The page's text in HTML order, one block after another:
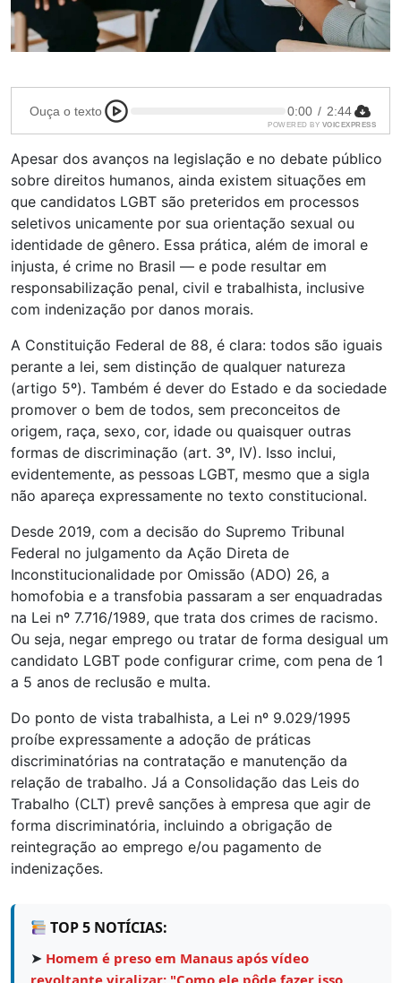
Ouça o texto 0:00 / 2:44
POWERED BY VOICEXPRESS
Apesar dos avanços na legislação e no debate público
sobre direitos humanos, ainda existem situações em
que candidatos LGBT são preteridos em processos
seletivos unicamente por sua orientação sexual ou
identidade de gênero. Essa prática, além de imoral e
injusta, é crime no Brasil — e pode resultar em
responsabilização penal, civil e trabalhista, inclusive
com indenização por danos morais.
A Constituição Federal de 88, é clara: todos são iguais
perante a lei, sem distinção de qualquer natureza
(artigo 5º). Também é dever do Estado e da sociedade
promover o bem de todos, sem preconceitos de
origem, raça, sexo, cor, idade ou quaisquer outras
formas de discriminação (art. 3º, IV). Isso inclui,
evidentemente, as pessoas LGBT, mesmo que a sigla
não apareça expressamente no texto constitucional.
Desde 2019, com a decisão do Supremo Tribunal
Federal no julgamento da Ação Direta de
Inconstitucionalidade por Omissão (ADO) 26, a
homofobia e a transfobia passaram a ser enquadradas
na Lei nº 7.716/1989, que trata dos crimes de racismo.
Ou seja, negar emprego ou tratar de forma desigual um
candidato LGBT pode configurar crime, com pena de 1
a 5 anos de reclusão e multa.
Do ponto de vista trabalhista, a Lei nº 9.029/1995
proíbe expressamente a adoção de práticas
discriminatórias na contratação e manutenção da
relação de trabalho. Já a Consolidação das Leis do
Trabalho (CLT) prevê sanções à empresa que agir de
forma discriminatória, incluindo a obrigação de
reintegração ao emprego e/ou pagamento de
indenizações.
TOP 5 NOTÍCIAS:
➤ Homem é preso em Manaus após vídeo